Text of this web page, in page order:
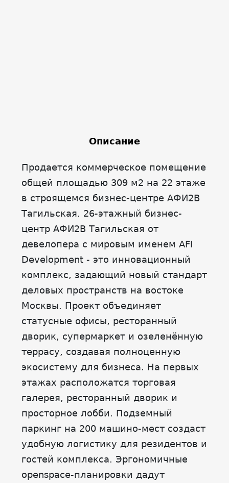
Описание
Продается коммерческое помещение
общей площадью 309 м2 на 22 этаже
в строящемся бизнес-центре АФИ2В
Тагильская. 26-этажный бизнес-
центр АФИ2В Тагильская от
девелопера с мировым именем AFI
Development - это инновационный
комплекс, задающий новый стандарт
деловых пространств на востоке
Москвы. Проект объединяет
статусные офисы, ресторанный
дворик, супермаркет и озеленённую
террасу, создавая полноценную
экосистему для бизнеса. На первых
этажах расположатся торговая
галерея, ресторанный дворик и
просторное лобби. Подземный
паркинг на 200 машино-мест создаст
удобную логистику для резидентов и
гостей комплекса. Эргономичные
openspace-планировки дадут